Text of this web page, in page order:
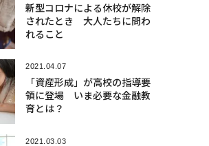
新型コロナによる休校が解除
されたとき 大人たちに問わ
れること
2021.04.07
「資産形成」が高校の指導要
領に登場 いま必要な金融教
育とは？
2021.03.03